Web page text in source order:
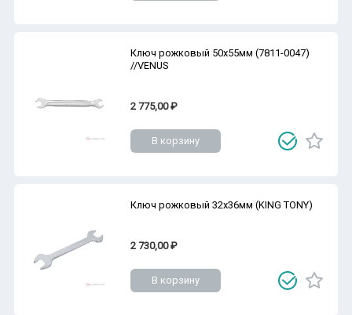
Ключ рожковый 50х55мм (7811-0047)
//VENUS
2 775,00 ₽
В корзину
Ключ рожковый 32х36мм (KING TONY)
2 730,00 ₽
В корзину